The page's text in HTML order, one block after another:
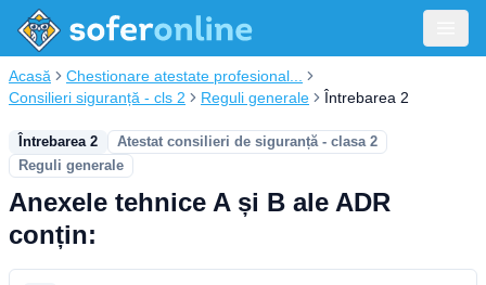
Acasă
Chestionare atestate profesional...
Consilieri siguranță - cls 2
Reguli generale Întrebarea 2
Întrebarea 2
Atestat consilieri de siguranță - clasa 2
Reguli generale
Anexele tehnice A și B ale ADR
conțin: